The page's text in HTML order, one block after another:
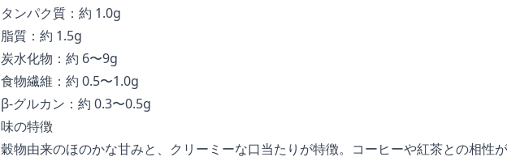
タンパク質：約 1.0g
脂質：約 1.5g
炭水化物：約 6〜9g
食物繊維：約 0.5〜1.0g
β-グルカン：約 0.3〜0.5g
味の特徴
穀物由来のほのかな甘みと、クリーミーな口当たりが特徴。コーヒーや紅茶との相性